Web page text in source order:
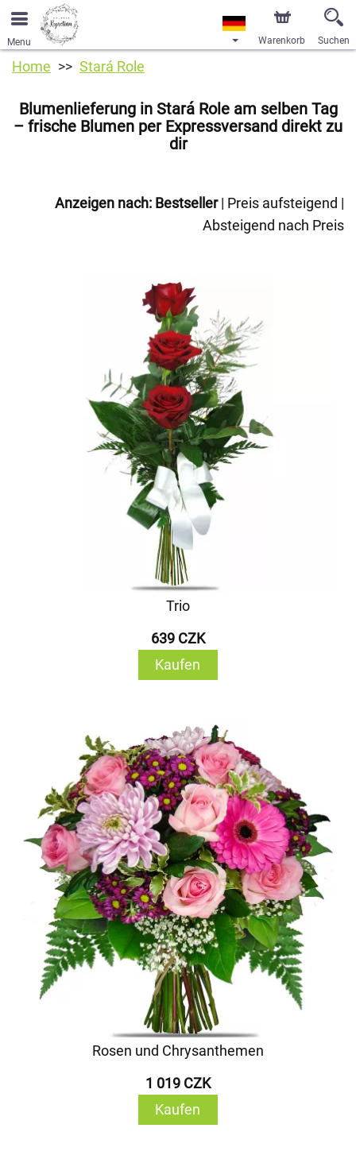
Menu Warenkorb Suchen
Home Stará Role
Blumenlieferung in Stará Role am selben Tag
– frische Blumen per Expressversand direkt zu
dir
Anzeigen nach: Bestseller| Preis aufsteigend |
Absteigend nach Preis
Trio
639 CZK
Kaufen
Rosen und Chrysanthemen
1 019 CZK
Kaufen